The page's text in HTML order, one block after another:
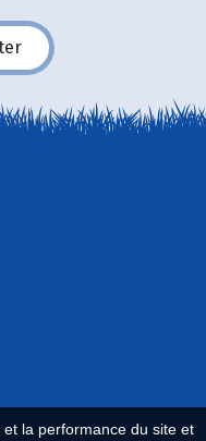
la performance du site et